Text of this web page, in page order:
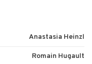
Anastasia Heinzl
Romain Hugault